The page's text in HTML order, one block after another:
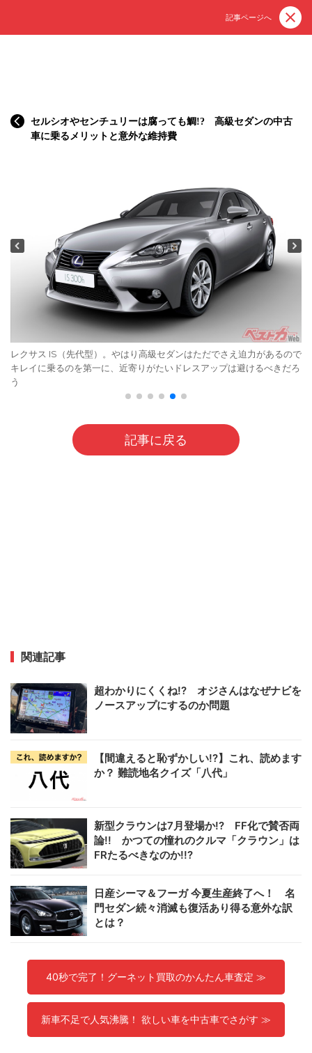
記事ページへ
セルシオやセンチュリーは腐っても鯛!? 高級セダンの中古
車に乗るメリットと意外な維持費
レクサス IS（先代型）。やはり高級セダンはただでさえ迫力があるので
キレイに乗るのを第一に、近寄りがたいドレスアップは避けるべきだろ
う
記事に戻る
関連記事
超わかりにくくね!? オジさんはなぜナビを
ノースアップにするのか問題
【間違えると恥ずかしい!?】これ、読めます
か？ 難読地名クイズ「八代」
新型クラウンは7月登場か!? FF化で賛否両
論!! かつての憧れのクルマ「クラウン」は
FRたるべきなのか!!?
日産シーマ＆フーガ 今夏生産終了へ！ 名
門セダン続々消滅も復活あり得る意外な訳
とは？
40秒で完了！グーネット買取のかんたん車査定 ≫
新車不足で人気沸騰！ 欲しい車を中古車でさがす ≫